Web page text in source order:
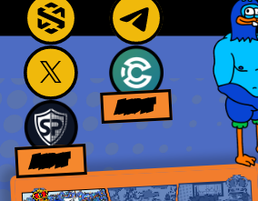
AUDIT
AUDIT